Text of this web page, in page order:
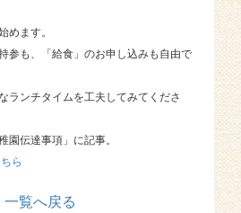
めます。
参も、「給食」のお申し込みも自由で
ランチタイムを工夫してみてくださ
園伝達事項」に記事。
ら
一覧へ戻る